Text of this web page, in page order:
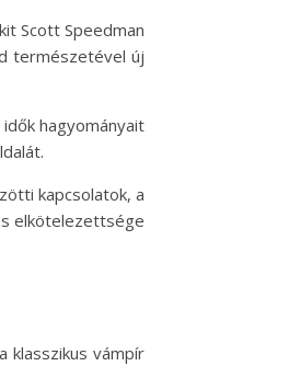
Scott Speedman
természetével új
hagyományait
kapcsolatok, a
elkötelezettsége
klasszikus vámpír